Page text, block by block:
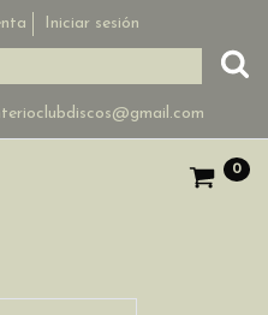
Iniciar sesión
0